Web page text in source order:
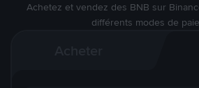
Achetez et vendez des BNB sur
différents modes de